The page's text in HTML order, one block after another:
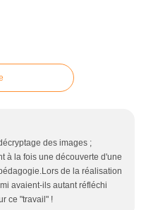
des images ;
à la fois une découverte d'une
de la réalisation
avaient-ils autant réfléchi
ce "travail" !